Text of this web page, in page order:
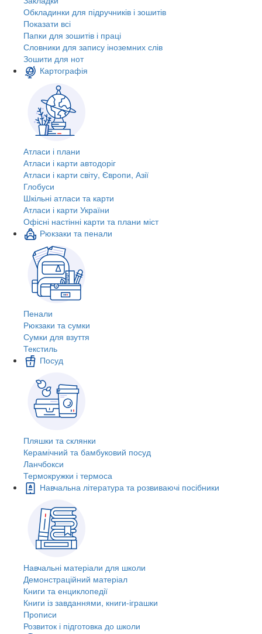
Обкладинки для підручників і зошитів
Показати всі
Папки для зошитів і праці
Словники для запису іноземних слів
Зошити для нот
Картографія
Атласи і плани
Атласи і карти автодоріг
Атласи і карти світу, Європи, Азії
Глобуси
Шкільні атласи та карти
Атласи і карти України
Офісні настінні карти та плани міст
Рюкзаки та пенали
Пенали
Рюкзаки та сумки
Сумки для взуття
Текстиль
Посуд
Пляшки та склянки
Керамічний та бамбуковий посуд
Ланчбокси
Термокружки і термоса
Навчальна література та розвиваючі посібники
Навчальні матеріали для школи
Демонстраційний матеріал
Книги та енциклопедії
Книги із завданнями, книги-іграшки
Прописи
Розвиток і підготовка до школи